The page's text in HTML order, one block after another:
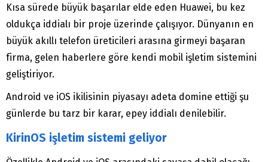
Kısa sürede büyük başarılar elde eden Huawei, bu kez
oldukça iddialı bir proje üzerinde çalışıyor. Dünyanın en
büyük akıllı telefon üreticileri arasına girmeyi başaran
firma, gelen haberlere göre kendi mobil işletim sistemini
geliştiriyor.
Android ve iOS ikilisinin piyasayı adeta domine ettiği şu
günlerde bu tarz bir karar, epey iddialı denilebilir.
KirinOS işletim sistemi geliyor